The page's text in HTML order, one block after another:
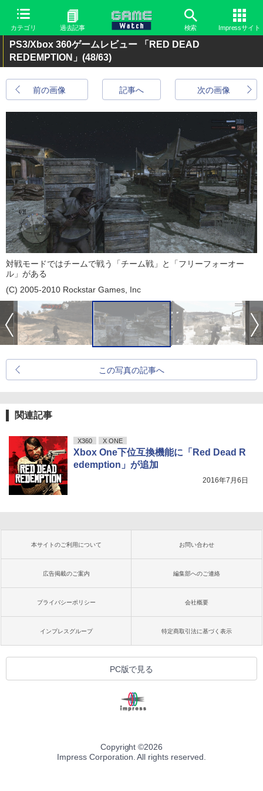
カテゴリ 過去記事 検索 Impressサイト
PS3/Xbox 360ゲームレビュー 「RED DEAD
REDEMPTION」 (48/63)
前の画像 次の画像
記事へ
対戦モードではチームで戦う「チーム戦」と「フリーフォーオー
ル」がある
(C) 2005-2010 Rockstar Games, Inc
この写真の記事へ
関連記事
X360 X ONE
Xbox One下位互換機能に「Red Dead R
edemption」が追加
2016年7月6日
本サイトのご利用について お問い合わせ
広告掲載のご案内 編集部へのご連絡
プライバシーポリシー 会社概要
インプレスグループ 特定商取引法に基づく表示
PC版で見る
Copyright ©2026
Impress Corporation. All rights reserved.